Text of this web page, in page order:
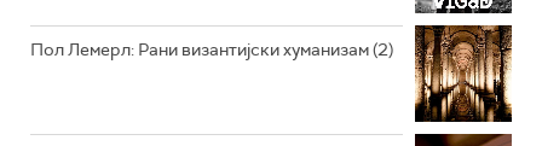
Пол Лемерл: Рани византијски хуманизам (2)